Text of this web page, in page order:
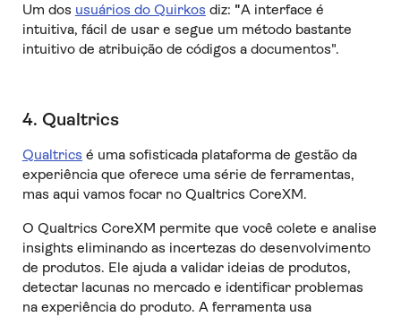
Um dos usuários do Quirkos diz: "A interface é
intuitiva, fácil de usar e segue um método bastante
intuitivo de atribuição de códigos a documentos".
4. Qualtrics
Qualtrics é uma sofisticada plataforma de gestão da
experiência que oferece uma série de ferramentas,
mas aqui vamos focar no Qualtrics CoreXM.
O Qualtrics CoreXM permite que você colete e analise
insights eliminando as incertezas do desenvolvimento
de produtos. Ele ajuda a validar ideias de produtos,
detectar lacunas no mercado e identificar problemas
na experiência do produto. A ferramenta usa